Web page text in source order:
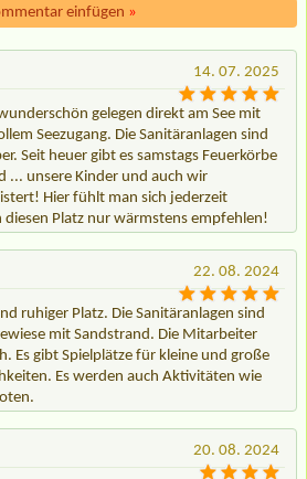
einfügen »
14. 07. 2025
gelegen direkt am See mit
Seezugang. Die Sanitäranlagen sind
Seit heuer gibt es samstags Feuerkörbe
... unsere Kinder und auch wir
Hier fühlt man sich jederzeit
Platz nur wärmstens empfehlen!
22. 08. 2024
ruhiger Platz. Die Sanitäranlagen sind
mit Sandstrand. Die Mitarbeiter
Es gibt Spielplätze für kleine und große
Es werden auch Aktivitäten wie
20. 08. 2024